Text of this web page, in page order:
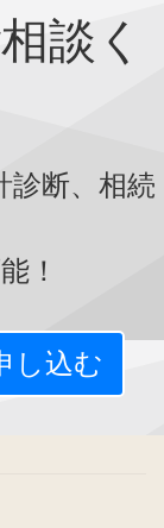
談く
診断、相続
！
し込む